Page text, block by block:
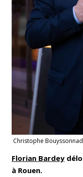
Christophe
Florian Bardey
à Rouen.